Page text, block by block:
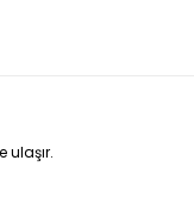
ulaşır.